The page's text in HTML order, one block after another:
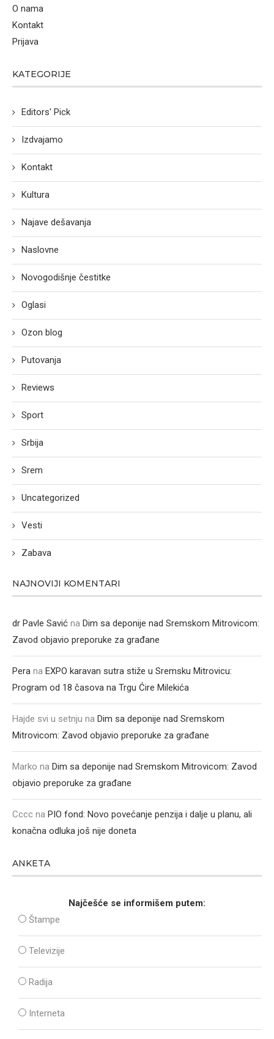
O nama
Kontakt
Prijava
KATEGORIJE
Editors' Pick
Izdvajamo
Kontakt
Kultura
Najave dešavanja
Naslovne
Novogodišnje čestitke
Oglasi
Ozon blog
Putovanja
Reviews
Sport
Srbija
Srem
Uncategorized
Vesti
Zabava
NAJNOVIJI KOMENTARI
dr Pavle Savić na Dim sa deponije nad Sremskom Mitrovicom:
Zavod objavio preporuke za građane
Pera na EXPO karavan sutra stiže u Sremsku Mitrovicu:
Program od 18 časova na Trgu Ćire Milekića
Hajde svi u setnju na Dim sa deponije nad Sremskom
Mitrovicom: Zavod objavio preporuke za građane
Marko na Dim sa deponije nad Sremskom Mitrovicom: Zavod
objavio preporuke za građane
Cccc na PIO fond: Novo povećanje penzija i dalje u planu, ali
konačna odluka još nije doneta
ANKETA
Najčešće se informišem putem:
Štampe
Televizije
Radija
Interneta